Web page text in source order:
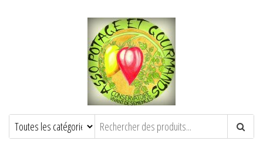
POTAGE ET GOURMANDSSemence paysanne naturelle
——————————————-